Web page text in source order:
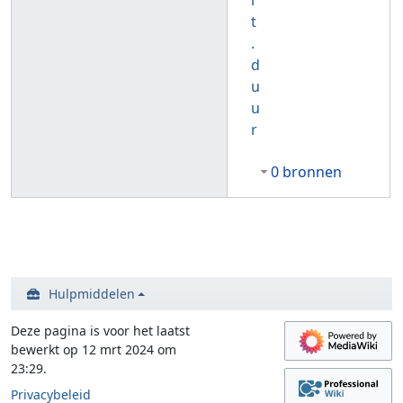
t
.
d
u
u
r
0 bronnen
Hulpmiddelen
Deze pagina is voor het laatst
bewerkt op 12 mrt 2024 om
23:29.
Privacybeleid